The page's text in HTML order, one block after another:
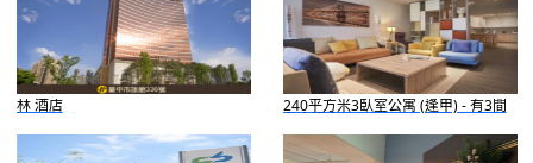
林 酒店 240平方米3臥室公寓 (逢甲) - 有3間